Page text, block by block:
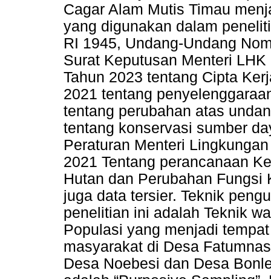
Cagar Alam Mutis Timau
yang digunakan dalam
RI 1945, Undang-Undang
Surat Keputusan Menteri
Tahun 2023 tentang Cipta
2021 tentang
tentang perubahan atas
tentang konservasi sumber
Peraturan Menteri
2021 Tentang perancanaan
Hutan dan Perubahan Fungsi
juga data tersier. Teknik
penelitian ini adalah Teknik
Populasi yang menjadi
masyarakat di Desa
Desa Noebesi dan Desa